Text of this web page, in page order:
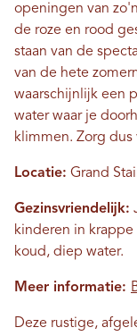
openingen van
de roze en rood
staan ​​van de
van de hete
waarschijnlijk een
water waar je
klimmen. Zorg
Locatie: Grand
Gezinsvriendelijk:
kinderen in
koud, diep water.
Meer informatie:
Deze rustige,